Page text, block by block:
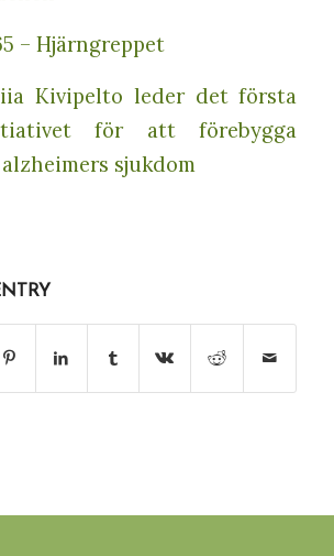
– Hjärngreppet
Kivipelto leder det första
för att förebygga
sjukdom